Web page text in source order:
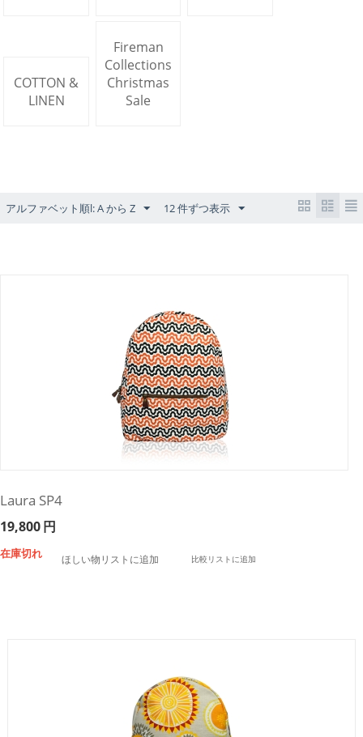
COTTON &
LINEN
Fireman
Collections
Christmas
Sale
アルファベット順l: A から Z 12 件ずつ表示
Laura SP4
19,800円
在庫切れ ほしい物リストに追加 比較リストに追加